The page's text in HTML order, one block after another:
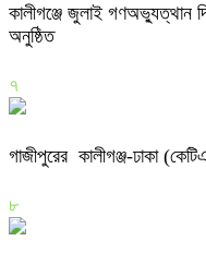
কালীগঞ্জে জুলাই গণঅভ্যুত্থান
অনুষ্ঠিত
৭
গাজীপুরের কালীগঞ্জ-ঢাকা
৮